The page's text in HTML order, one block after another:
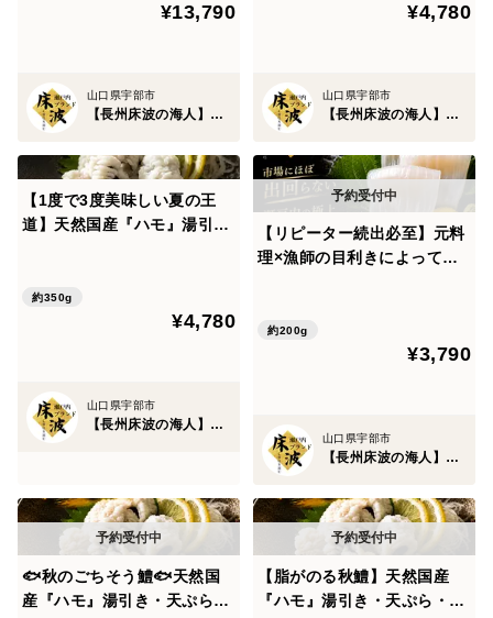
め込んでいきます。
•脂は軽く、くどくない
•身がきめ細かく、透明感がある
•刺身でも、焼きでも味が崩れない
同じ魚種でも、床波海域で育った魚は一線を画します。
そして、その違いを最も早く見抜くのが、料理人の経験
を持つ海人の目利き。
その判断ができるからこそ、瀬戸内ブランドの名に恥じ
🐟瀬戸内ブランド天然鮮魚のヒミツ②🐟元料理人だか
らできる“魚を完成させる下処理”
¥13,790
山口県宇部市
【長州床波の海人】瀬戸内ブランド
¥4,780
山口県宇部市
【長州床波の海人】瀬戸内ブランド
【1度で3度美味しい夏の王
道】天然国産『ハモ』湯引
試約350g【8月上旬予約】
約350g
¥4,780
山口県宇部市
【長州床波の海人】瀬戸内ブランド
【リピーター続出必至】元料
理×漁師の目利きによって完
ャンペーンお刺身用約200g
【朝どれ】【2027年6月上
約200g
¥3,790
山口県宇部市
【長州床波の海人】瀬戸内ブランド
🐟秋のごちそう鱧🐟天然国
産『ハモ』湯引き・天ぷら・
【脂がのる秋鱧】天然国産
『ハモ』湯引き・天ぷら・鍋